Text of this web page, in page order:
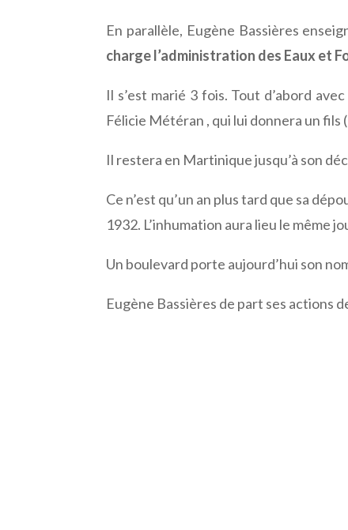
En parallèle, Eugène Bassières
charge l’administration des Eaux et
Il s’est marié 3 fois. Tout d’abord
Félicie Météran , qui lui donnera un
Il restera en Martinique jusqu’à son
Ce n’est qu’un an plus tard que sa
1932. L’inhumation aura lieu le même
Un boulevard porte aujourd’hui son
Eugène Bassières de part ses actions